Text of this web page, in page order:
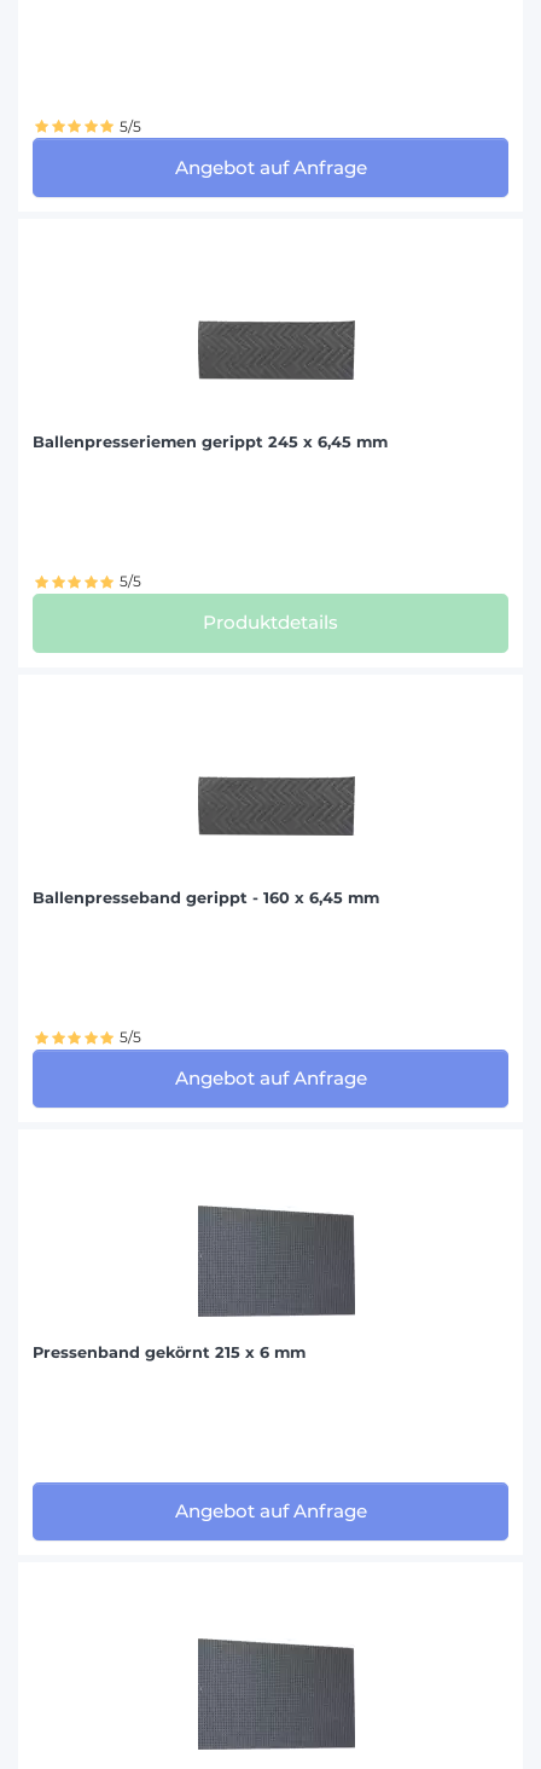
5/5
Angebot auf Anfrage
Ballenpresseriemen gerippt 245 x 6,45 mm
5/5
Produktdetails
Ballenpresseband gerippt - 160 x 6,45 mm
5/5
Angebot auf Anfrage
Pressenband gekörnt 215 x 6 mm
Angebot auf Anfrage